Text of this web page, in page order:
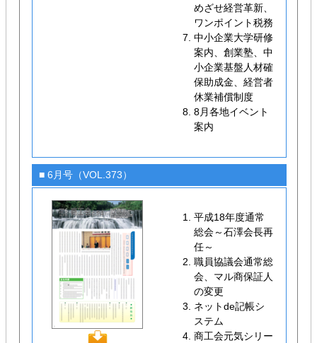
めざせ経営革新、
ワンポイント税務
中小企業大学研修
案内、創業塾、中
小企業基盤人材確
保助成金、経営者
休業補償制度
8月各地イベント
案内
■ 6月号（VOL.373）
平成18年度通常
総会～石澤会長再
任～
職員協議会通常総
会、マル商保証人
の変更
ネットde記帳シ
ステム
商工会元気シリー